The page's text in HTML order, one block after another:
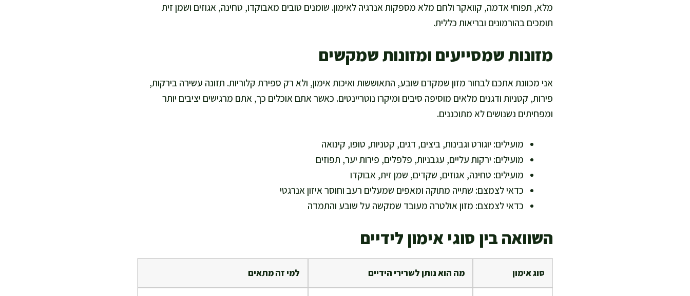
מלא, תפוחי אדמה, קוואקר ולחם מלא מספקות אנרגיה לאימון. שומנים טובים מאבוקדו, טחינה, אגוזים ושמן זית
תומכים בהורמונים ובריאות כללית.
מזונות שמסייעים ומזונות שמקשים
אני מכוונת אתכם לבחור מזון שמקדם שובע, התאוששות ואיכות אימון, ולא רק ספירת קלוריות. תזונה עשירה בירקות,
פירות, קטניות ודגנים מלאים מוסיפה סיבים ומיקרו נוטריינטים. כאשר אתם אוכלים כך, אתם מרגישים יציבים יותר
ומפחיתים נשנושים לא מתוכננים.
מועילים: יוגורט וגבינות, ביצים, דגים, קטניות, טופו, קינואה
מועילים: ירקות עליים, עגבניות, פלפלים, פירות יער, תפוזים
מועילים: טחינה, אגוזים, שקדים, שמן זית, אבוקדו
כדאי לצמצם: שתייה מתוקה ומאפים שמעלים רעב וחוסר איזון אנרגטי
כדאי לצמצם: מזון אולטרה מעובד שמקשה על שובע והתמדה
השוואה בין סוגי אימון לידיים
סוג אימון מה הוא נותן לשרירי הידיים למי זה מתאים